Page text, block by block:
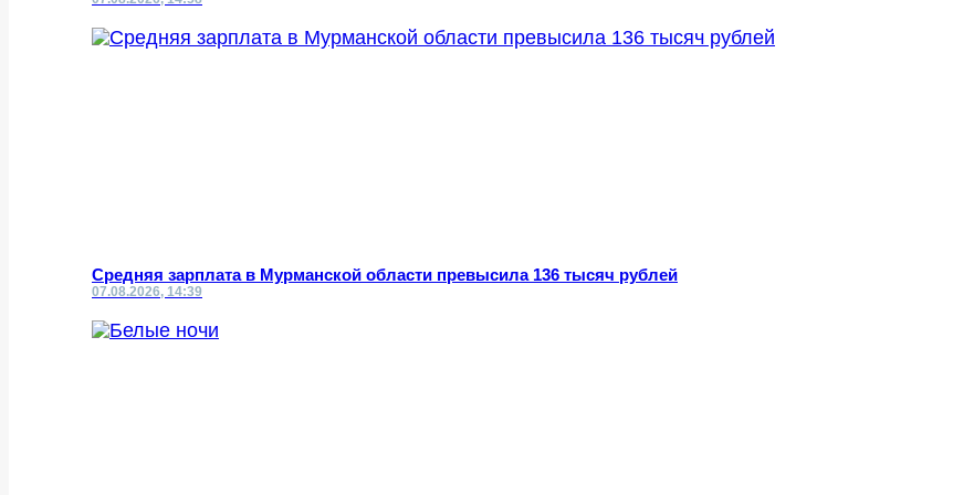
Средняя зарплата в Мурманской области превысила 136 тысяч рублей
07.08.2026, 14:39